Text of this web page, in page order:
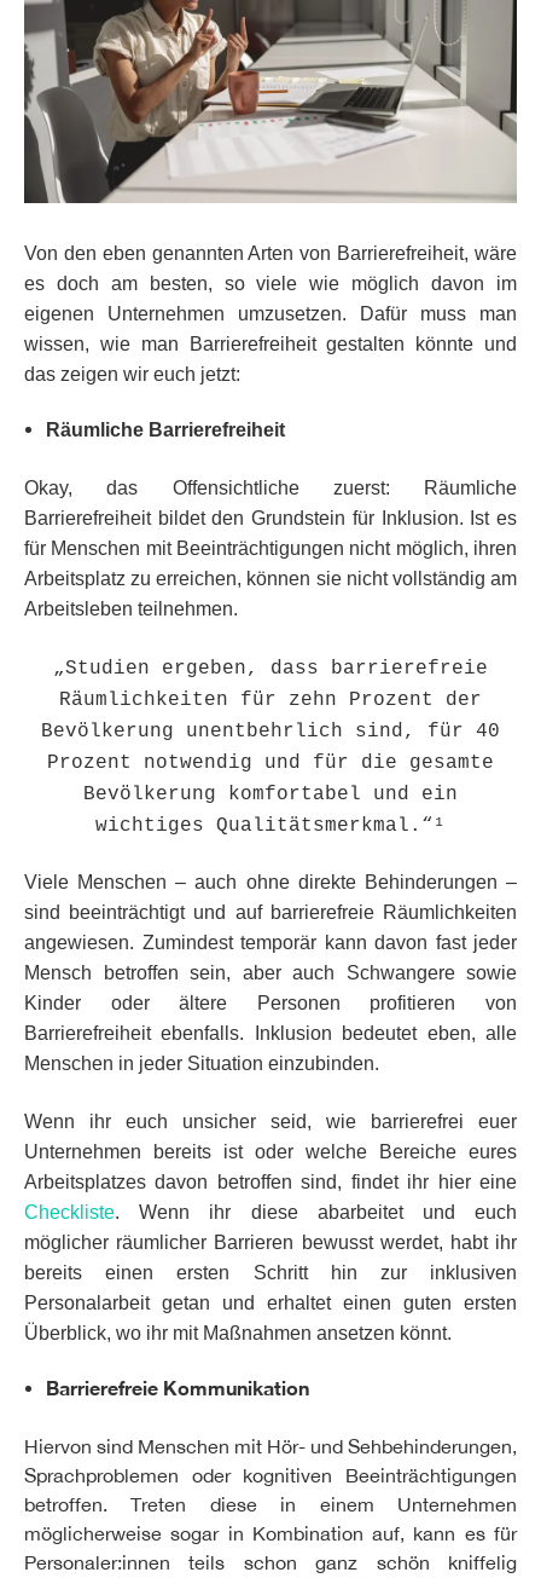
Von den eben genannten Arten von Barrierefreiheit, wäre
es doch am besten, so viele wie möglich davon im
eigenen Unternehmen umzusetzen. Dafür muss man
wissen, wie man Barrierefreiheit gestalten könnte und
das zeigen wir euch jetzt:
Räumliche Barrierefreiheit
Okay, das Offensichtliche zuerst: Räumliche
Barrierefreiheit bildet den Grundstein für Inklusion. Ist es
für Menschen mit Beeinträchtigungen nicht möglich, ihren
Arbeitsplatz zu erreichen, können sie nicht vollständig am
Arbeitsleben teilnehmen.
„Studien ergeben, dass barrierefreie
Räumlichkeiten für zehn Prozent der
Bevölkerung unentbehrlich sind, für 40
Prozent notwendig und für die gesamte
Bevölkerung komfortabel und ein
wichtiges Qualitätsmerkmal.“¹
Viele Menschen – auch ohne direkte Behinderungen –
sind beeinträchtigt und auf barrierefreie Räumlichkeiten
angewiesen. Zumindest temporär kann davon fast jeder
Mensch betroffen sein, aber auch Schwangere sowie
Kinder oder ältere Personen profitieren von
Barrierefreiheit ebenfalls. Inklusion bedeutet eben, alle
Menschen in jeder Situation einzubinden.
Wenn ihr euch unsicher seid, wie barrierefrei euer
Unternehmen bereits ist oder welche Bereiche eures
Arbeitsplatzes davon betroffen sind, findet ihr hier eine
Checkliste. Wenn ihr diese abarbeitet und euch
möglicher räumlicher Barrieren bewusst werdet, habt ihr
bereits einen ersten Schritt hin zur inklusiven
Personalarbeit getan und erhaltet einen guten ersten
Überblick, wo ihr mit Maßnahmen ansetzen könnt.
Barrierefreie Kommunikation
Hiervon sind Menschen mit Hör- und Sehbehinderungen,
Sprachproblemen oder kognitiven Beeinträchtigungen
betroffen. Treten diese in einem Unternehmen
möglicherweise sogar in Kombination auf, kann es für
Personaler:innen teils schon ganz schön kniffelig